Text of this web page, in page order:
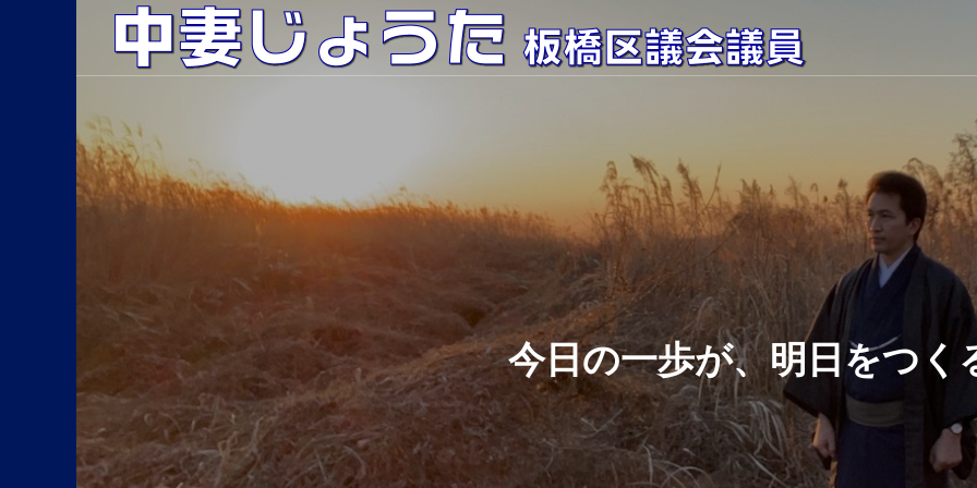
今日の一歩が、明日をつく